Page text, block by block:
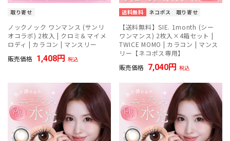
取り寄せ
ノックノック ワンマンス (サンリ
オコラボ) 2枚入 | クロミ＆マイメ
ロディ | カラコン | マンスリー
販売価格 1,408 税込
送料無料 ネコポス 取り寄せ
【送料無料】SIE. 1month (シー
ワンマンス) 2枚入×4箱セット |
TWICE MOMO | カラコン | マンス
リー【ネコポス専用】
販売価格 7,040 税込